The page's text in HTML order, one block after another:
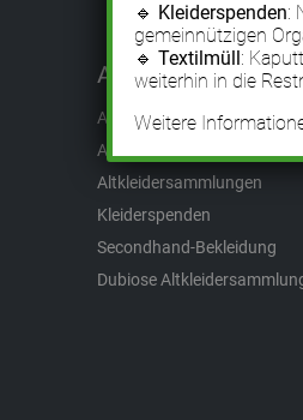
Aus dem Blog
Altkleiderexporte
Altkleiderrecycling
Altkleidersammlungen
Kleiderspenden
Secondhand-Bekleidung
Dubiose
🔹 Kleiderspenden:
gemeinnützigen
🔹Textilmüll:
weiterhin in die
Weitere